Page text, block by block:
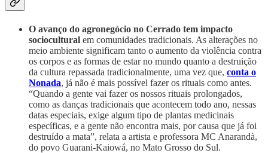
O avanço do agronegócio no Cerrado tem impacto
sociocultural em comunidades tradicionais. As alterações no
meio ambiente significam tanto o aumento da violência contra
os corpos e as formas de estar no mundo quanto a destruição
da cultura repassada tradicionalmente, uma vez que, conta o
Nonada, já não é mais possível fazer os rituais como antes.
“Quando a gente vai fazer os nossos rituais prolongados,
como as danças tradicionais que acontecem todo ano, nessas
datas especiais, exige algum tipo de plantas medicinais
específicas, e a gente não encontra mais, por causa que já foi
destruído a mata”, relata a artista e professora MC Anarandà,
do povo Guarani-Kaiowá, no Mato Grosso do Sul.